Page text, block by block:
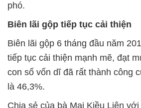
phó.
Biên lãi gộp tiếp tục cải thiện
Biên lãi gộp 6 tháng đầu năm
tiếp tục cải thiện mạnh mẽ, đạt
con số vốn dĩ đã rất thành công
là 46,3%.
Chia sẻ của bà Mai Kiều Liên